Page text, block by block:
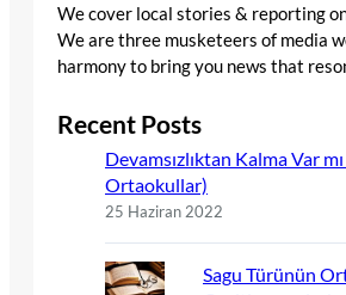
We cover local stories & reporting
We are three musketeers of media
harmony to bring you news that
Recent Posts
Devamsızlıktan Kalma Var
Ortaokullar)
25 Haziran 2022
Sagu Türünün